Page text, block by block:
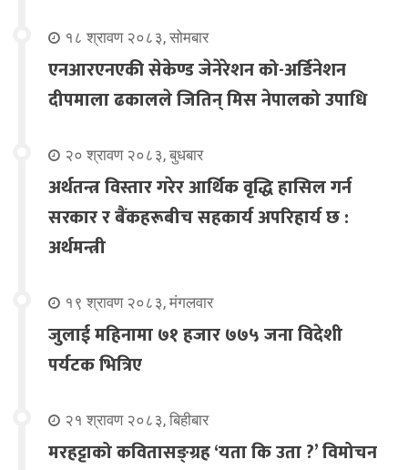
१८ श्रावण २०८३, सोमबार
एनआरएनएकी सेकेण्ड जेनेरेशन को-अर्डिनेशन
दीपमाला ढकालले जितिन् मिस नेपालको उपाधि
२० श्रावण २०८३, बुधबार
अर्थतन्त्र विस्तार गरेर आर्थिक वृद्धि हासिल गर्न
सरकार र बैंकहरूबीच सहकार्य अपरिहार्य छ :
अर्थमन्त्री
१९ श्रावण २०८३, मंगलवार
जुलाई महिनामा ७१ हजार ७७५ जना विदेशी
पर्यटक भित्रिए
२१ श्रावण २०८३, बिहीबार
मरहट्टाको कवितासङ्ग्रह ‘यता कि उता ?’ विमोचन